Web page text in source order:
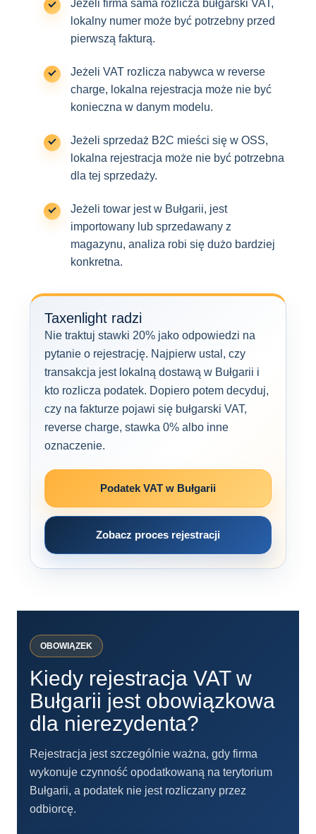
Jeżeli firma sama rozlicza bułgarski VAT,
lokalny numer może być potrzebny przed
pierwszą fakturą.
Jeżeli VAT rozlicza nabywca w reverse
charge, lokalna rejestracja może nie być
konieczna w danym modelu.
Jeżeli sprzedaż B2C mieści się w OSS,
lokalna rejestracja może nie być potrzebna
dla tej sprzedaży.
Jeżeli towar jest w Bułgarii, jest
importowany lub sprzedawany z
magazynu, analiza robi się dużo bardziej
konkretna.
Taxenlight radzi
Nie traktuj stawki 20% jako odpowiedzi na
pytanie o rejestrację. Najpierw ustal, czy
transakcja jest lokalną dostawą w Bułgarii i
kto rozlicza podatek. Dopiero potem decyduj,
czy na fakturze pojawi się bułgarski VAT,
reverse charge, stawka 0% albo inne
oznaczenie.
Podatek VAT w Bułgarii
Zobacz proces rejestracji
OBOWIĄZEK
Kiedy rejestracja VAT w
Bułgarii jest obowiązkowa
dla nierezydenta?
Rejestracja jest szczególnie ważna, gdy firma
wykonuje czynność opodatkowaną na terytorium
Bułgarii, a podatek nie jest rozliczany przez
odbiorcę.